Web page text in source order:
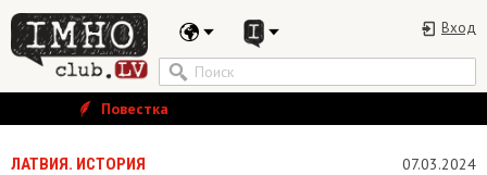
Вход
Повестка
ЛАТВИЯ. ИСТОРИЯ 07.03.2024